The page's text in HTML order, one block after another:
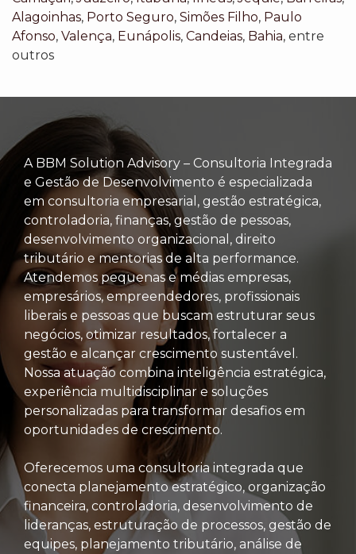
Alagoinhas, Porto Seguro, Simões Filho, Paulo
Afonso, Valença, Eunápolis, Candeias, Bahia, entre
outros
A BBM Solution Advisory – Consultoria Integrada
e Gestão de Desenvolvimento é especializada
em consultoria empresarial, gestão estratégica,
controladoria, finanças, gestão de pessoas,
desenvolvimento organizacional, direito
tributário e mentorias de alta performance.
Atendemos pequenas e médias empresas,
empresários, empreendedores, profissionais
liberais e pessoas que buscam estruturar seus
negócios, otimizar resultados, fortalecer a
gestão e alcançar crescimento sustentável.
Nossa atuação combina inteligência estratégica,
experiência multidisciplinar e soluções
personalizadas para transformar desafios em
oportunidades de crescimento.
Oferecemos uma consultoria integrada que
conecta planejamento estratégico, organização
financeira, controladoria, desenvolvimento de
lideranças, estruturação de processos, gestão de
equipes, planejamento tributário, análise de